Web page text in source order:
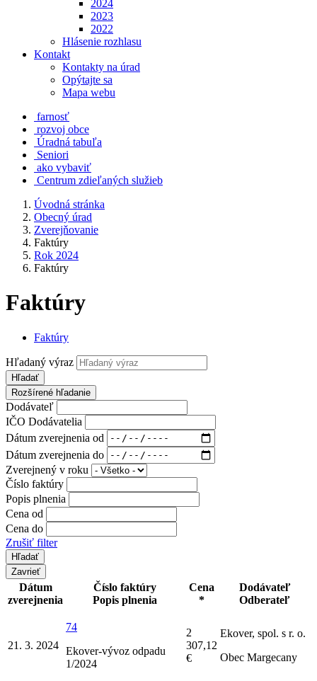
2024
2023
2022
Hlásenie rozhlasu
Kontakt
Kontakty na úrad
Opýtajte sa
Mapa webu
farnosť
rozvoj obce
Úradná tabuľa
Seniori
ako vybaviť
Centrum zdieľaných služieb
Úvodná stránka
Obecný úrad
Zverejňovanie
Faktúry
Rok 2024
Faktúry
Faktúry
Faktúry
Hľadaný výraz
Hľadať
Rozšírené hľadanie
Dodávateľ
IČO Dodávatelia
Dátum zverejnenia od
Dátum zverejnenia do
Zverejnený v roku
Číslo faktúry
Popis plnenia
Cena od
Cena do
Zrušiť filter
Zavrieť
Dátum
zverejnenia
Číslo faktúry
Popis plnenia
Cena
*
Dodávateľ
Odberateľ
21. 3. 2024
74
Ekover-vývoz odpadu
1/2024
2
307,12
€
Ekover, spol. s r. o.
Obec Margecany